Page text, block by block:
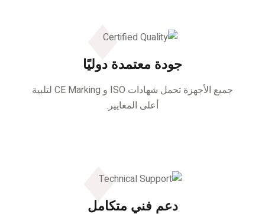
جودة معتمدة دوليًا
جميع الأجهزة تحمل شهادات ISO و CE Marking لتلبية
أعلى المعايير.
دعم فني متكامل